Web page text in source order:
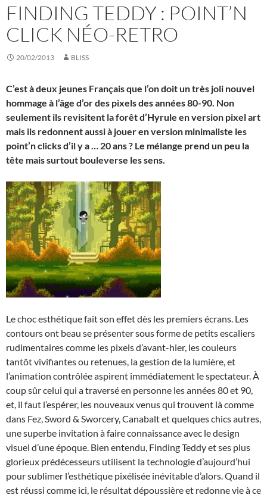
FINDING TEDDY : POINT’N
CLICK NÉO-RETRO
20/02/2013 BLISS
C’est à deux jeunes Français que l’on doit un très joli nouvel
hommage à l’âge d’or des pixels des années 80-90. Non
seulement ils revisitent la forêt d’Hyrule en version pixel art
mais ils redonnent aussi à jouer en version minimaliste les
point’n clicks d’il y a … 20 ans ? Le mélange prend un peu la
tête mais surtout bouleverse les sens.
Le choc esthétique fait son effet dès les premiers écrans. Les
contours ont beau se présenter sous forme de petits escaliers
rudimentaires comme les pixels d’avant-hier, les couleurs
tantôt vivifiantes ou retenues, la gestion de la lumière, et
l’animation contrôlée aspirent immédiatement le spectateur. À
coup sûr celui qui a traversé en personne les années 80 et 90,
et, il faut l’espérer, les nouveaux venus qui trouvent là comme
dans Fez, Sword & Sworcery, Canabalt et quelques chics autres,
une superbe invitation à faire connaissance avec le design
visuel d’une époque. Bien entendu, Finding Teddy et ses plus
glorieux prédécesseurs utilisent la technologie d’aujourd’hui
pour sublimer l’esthétique pixélisée inévitable d’alors. Quand il
est réussi comme ici, le résultat dépoussière et redonne vie à ce